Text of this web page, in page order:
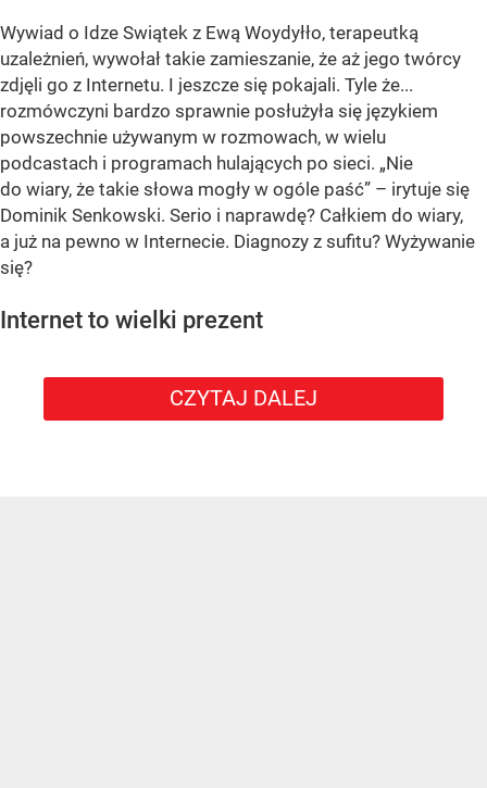
Wywiad o Idze Swiątek z Ewą Woydyłło, terapeutką
uzależnień, wywołał takie zamieszanie, że aż jego twórcy
zdjęli go z Internetu. I jeszcze się pokajali. Tyle że...
rozmówczyni bardzo sprawnie posłużyła się językiem
powszechnie używanym w rozmowach, w wielu
podcastach i programach hulających po sieci. „Nie
do wiary, że takie słowa mogły w ogóle paść” – irytuje się
Dominik Senkowski. Serio i naprawdę? Całkiem do wiary,
a już na pewno w Internecie. Diagnozy z sufitu? Wyżywanie
się?
Internet to wielki prezent
CZYTAJ DALEJ